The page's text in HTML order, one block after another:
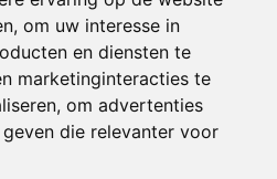
, om uw interesse in
en diensten te
marketinginteracties te
, om advertenties
die relevanter voor
hand van het laatst